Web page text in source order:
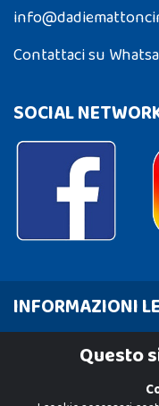
Contattaci su
SOCIAL
INFORMAZIONI
Cookie PolicyQuesto